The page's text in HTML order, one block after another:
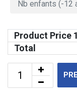
Product Price
Total